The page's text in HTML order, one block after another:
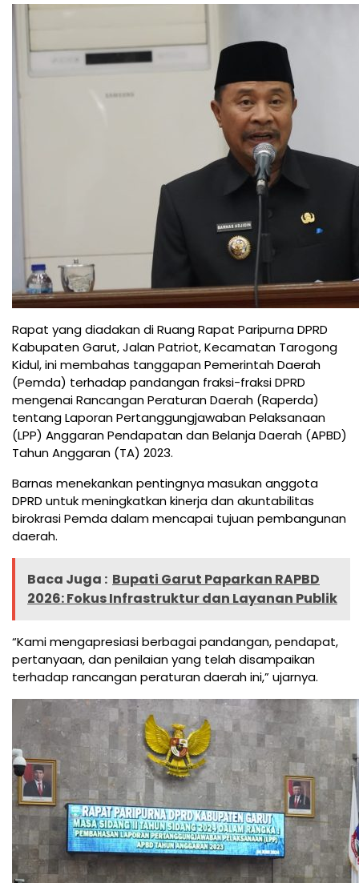
Rapat yang diadakan di Ruang Rapat Paripurna DPRD
Kabupaten Garut, Jalan Patriot, Kecamatan Tarogong
Kidul, ini membahas tanggapan Pemerintah Daerah
(Pemda) terhadap pandangan fraksi-fraksi DPRD
mengenai Rancangan Peraturan Daerah (Raperda)
tentang Laporan Pertanggungjawaban Pelaksanaan
(LPP) Anggaran Pendapatan dan Belanja Daerah (APBD)
Tahun Anggaran (TA) 2023.
Barnas menekankan pentingnya masukan anggota
DPRD untuk meningkatkan kinerja dan akuntabilitas
birokrasi Pemda dalam mencapai tujuan pembangunan
daerah.
Baca Juga : Bupati Garut Paparkan RAPBD
2026: Fokus Infrastruktur dan Layanan Publik
“Kami mengapresiasi berbagai pandangan, pendapat,
pertanyaan, dan penilaian yang telah disampaikan
terhadap rancangan peraturan daerah ini,” ujarnya.